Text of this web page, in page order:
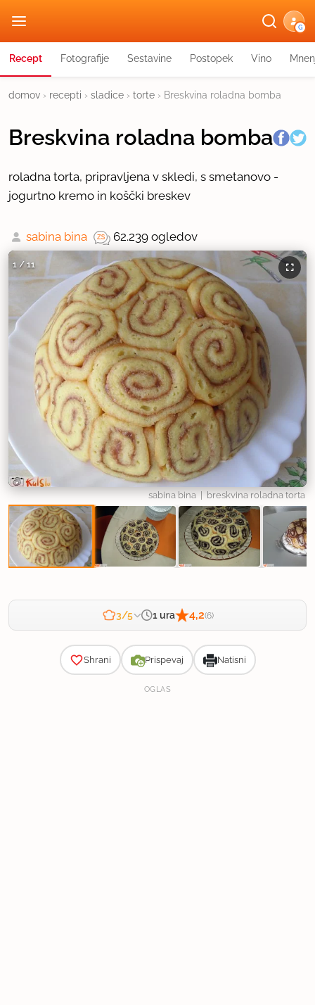
G
Recept Fotografije Sestavine Postopek Vino
domov › recepti › sladice › torte › Breskvina roladna bomba
Breskvina roladna bomba
roladna torta, pripravljena v skledi, s smetanovo -
jogurtno kremo in koščki breskev
sabina bina 62.239 ogledov
1 / 11
sabina bina | breskvina roladna torta
3/5 1 ura 4,2(6)
Shrani Prispevaj Natisni
OGLAS